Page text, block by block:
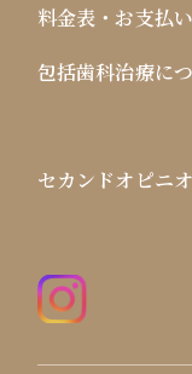
料金表・お支払い
包括歯科治療に
セカンドオピニ